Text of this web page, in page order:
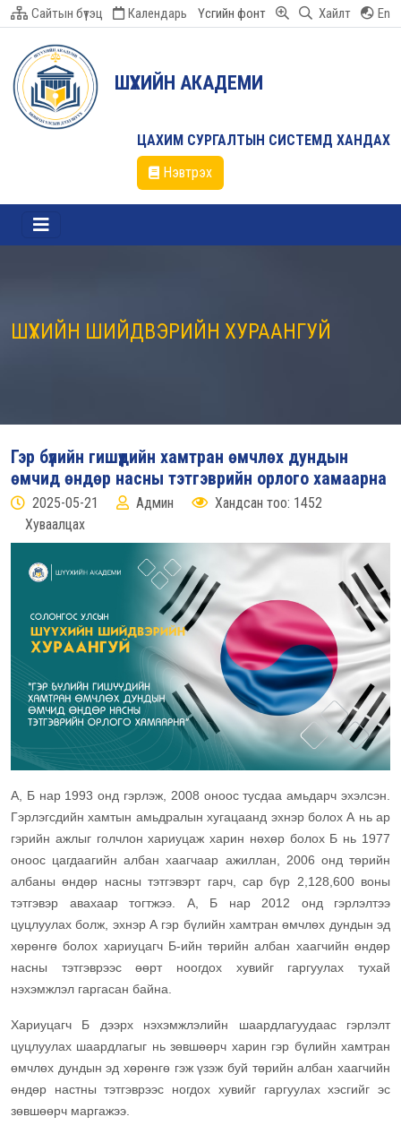
Сайтын бүтэц Календарь Үсгийн фонт Хайлт En
ШҮҮХИЙН АКАДЕМИ
ЦАХИМ СУРГАЛТЫН СИСТЕМД ХАНДАХ
Нэвтрэх
ШҮҮХИЙН ШИЙДВЭРИЙН ХУРААНГУЙ
Гэр бүлийн гишүүдийн хамтран өмчлөх дундын
өмчид өндөр насны тэтгэврийн орлого хамаарна
2025-05-21 Админ
Хандсан тоо: 1452
Хуваалцах
А, Б нар 1993 онд гэрлэж, 2008 оноос тусдаа амьдарч эхэлсэн.
Гэрлэгсдийн хамтын амьдралын хугацаанд эхнэр болох А нь ар
гэрийн ажлыг голчлон хариуцаж харин нөхөр болох Б нь 1977
оноос цагдаагийн албан хаагчаар ажиллан, 2006 онд төрийн
албаны өндөр насны тэтгэвэрт гарч, сар бүр 2,128,600 воны
тэтгэвэр авахаар тогтжээ. А, Б нар 2012 онд гэрлэлтээ
цуцлуулах болж, эхнэр А гэр бүлийн хамтран өмчлөх дундын эд
хөрөнгө болох хариуцагч Б-ийн төрийн албан хаагчийн өндөр
насны тэтгэврээс өөрт ноогдох хувийг гаргуулах тухай
нэхэмжлэл гаргасан байна.
Хариуцагч Б дээрх нэхэмжлэлийн шаардлагуудаас гэрлэлт
цуцлуулах шаардлагыг нь зөвшөөрч харин гэр бүлийн хамтран
өмчлөх дундын эд хөрөнгө гэж үзэж буй төрийн албан хаагчийн
өндөр настны тэтгэврээс ногдох хувийг гаргуулах хэсгийг эс
зөвшөөрч маргажээ.